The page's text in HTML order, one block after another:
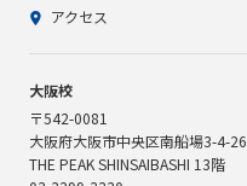
アクセス
大阪校
〒542-0081
大阪府大阪市中央区南船場3-4-26
THE PEAK SHINSAIBASHI 13階